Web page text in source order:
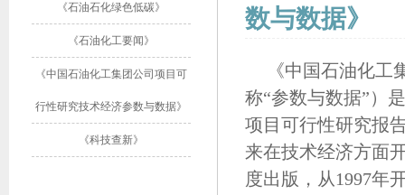
《石油石化绿色低碳》
《石油化工要闻》
《中国石油化工集团公司项目可
行性研究技术经济参数与数据》
《科技查新》
数与数据》
《中国石油化
称“参数与数据”）
项目可行性研究报
来在技术经济方面
度出版，从1997年